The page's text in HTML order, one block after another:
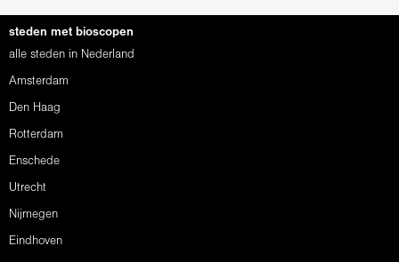
steden met bioscopen
alle steden in Nederland
Amsterdam
Den Haag
Rotterdam
Enschede
Utrecht
Nijmegen
Eindhoven